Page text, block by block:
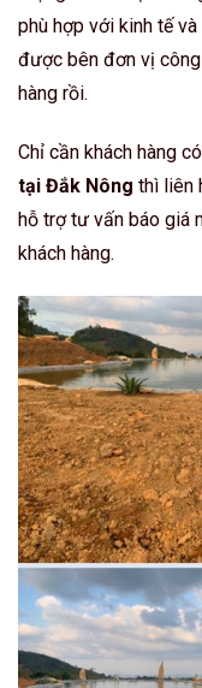
phù hợp với kinh tế
được bên đơn vị
hàng rồi.
Chỉ cần khách hàng
tại Đắk Nông thì liên
hỗ trợ tư vấn báo giá
khách hàng.